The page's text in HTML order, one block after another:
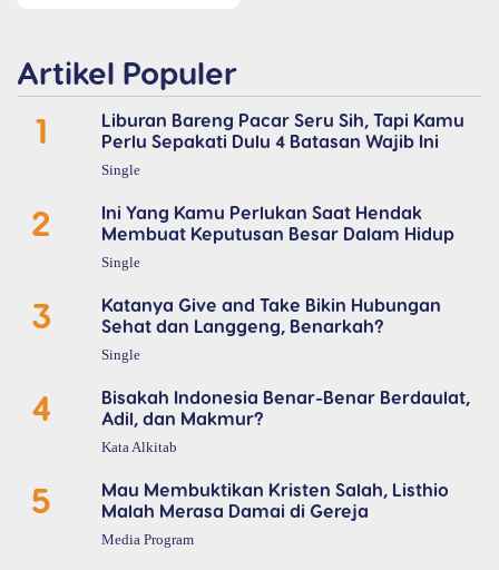
Artikel Populer
1
Liburan Bareng Pacar Seru Sih, Tapi Kamu
Perlu Sepakati Dulu 4 Batasan Wajib Ini
Single
2
Ini Yang Kamu Perlukan Saat Hendak
Membuat Keputusan Besar Dalam Hidup
Single
3
Katanya Give and Take Bikin Hubungan
Sehat dan Langgeng, Benarkah?
Single
4
Bisakah Indonesia Benar-Benar Berdaulat,
Adil, dan Makmur?
Kata Alkitab
5
Mau Membuktikan Kristen Salah, Listhio
Malah Merasa Damai di Gereja
Media Program